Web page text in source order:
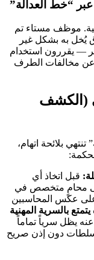
موظف مستاء تم
يُخل به بشكل غير
— يقررون استخدام
عن مخالفات الطرف
(الكشف
تنتهي بلائحة اتهام،
قبل اتخاذ أي
محامٍ متخصص في
على عكس المحاسبين
بالسرية المهنية
يظل سرياً تماماً
دون إذن صريح